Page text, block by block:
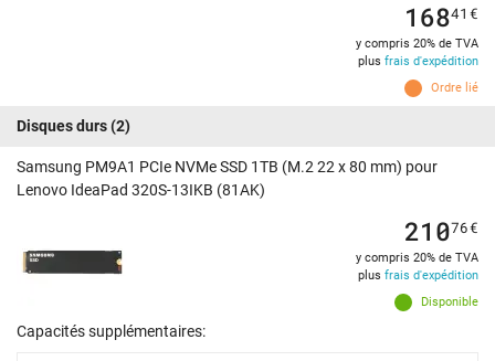
Ordre lié
16841 €
y compris 20% de TVA
plus frais d'expédition
Disques durs(2)
Samsung PM9A1 PCIe NVMe SSD 1TB (M.2 22 x 80 mm) pour
Lenovo IdeaPad 320S-13IKB (81AK)
Disponible
21076€
y compris 20% de TVA
plus frais d'expédition
Capacités supplémentaires: